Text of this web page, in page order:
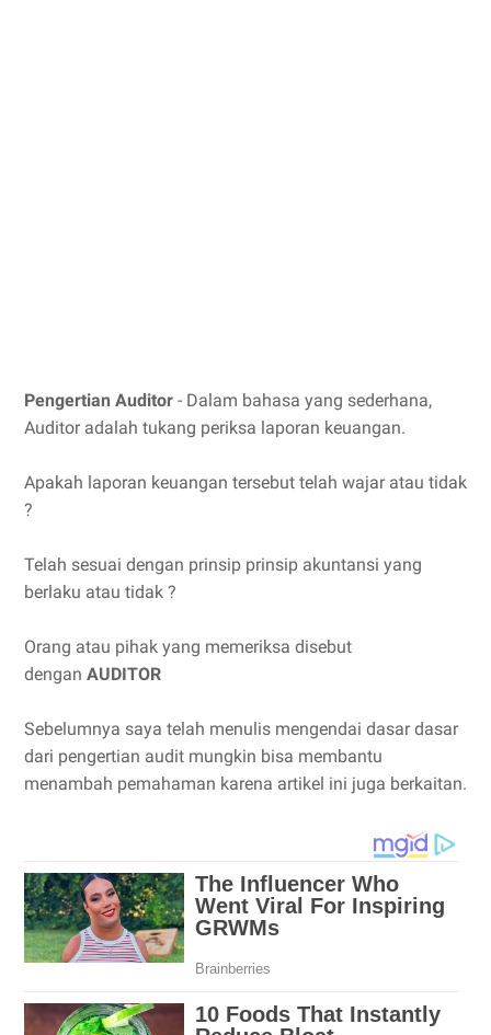
Pengertian Auditor - Dalam bahasa yang sederhana,
Auditor adalah tukang periksa laporan keuangan.
Apakah laporan keuangan tersebut telah wajar atau tidak
?
Telah sesuai dengan prinsip prinsip akuntansi yang
berlaku atau tidak ?
Orang atau pihak yang memeriksa disebut
dengan AUDITOR
Sebelumnya saya telah menulis mengendai dasar dasar
dari pengertian audit mungkin bisa membantu
menambah pemahaman karena artikel ini juga berkaitan.